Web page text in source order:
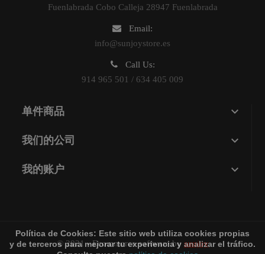
Fuenlabrada Cobo Calleja 28947 Fuenlabrada
Email:
info@sunjoystore.es
Call Us:
914 965 501 / 634 405 009
单件商品 
我们的公司 
我的账户 
Política de Cookies: Este sitio web utiliza cookies propias
y de terceros para mejorar tu experiencia y analizar el tráfico.
© 2021 - Ecommerce software by sunjoy